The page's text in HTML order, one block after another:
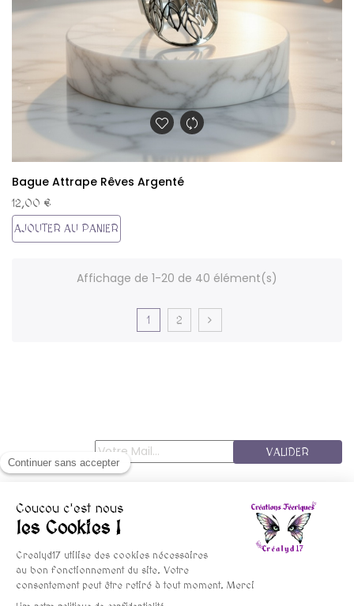
Bague Attrape Rêves Argenté
12,00 €
AJOUTER AU PANIER
Affichage de 1-20 de 40 élément(s)
1 2
VALIDER
© copyright 2015-2025 Crealyd17 - Les FéesMininines